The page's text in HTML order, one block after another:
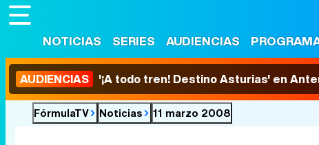
NOTICIAS SERIES AUDIENCIAS
AUDIENCIAS '¡A todo tren! Destino Asturias' en
FórmulaTV Noticias 11 marzo 2008